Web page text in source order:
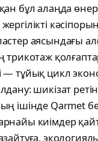
бұл алаңда
аясындағы
— тұйық цикл
шикізат
ішінде Qarmet
киімдер